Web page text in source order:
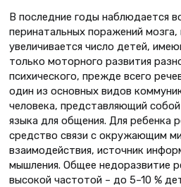
В последние годы наблюдается
перинатальных поражений мозга,
увеличивается число детей,
только моторного развития
психического, прежде всего
один из основных видов
человека, представляющий
языка для общения. Для ребенка
средство связи с окружающим
взаимодействия, источник
мышления. Общее недоразвитие
высокой частотой – до 5–10 %